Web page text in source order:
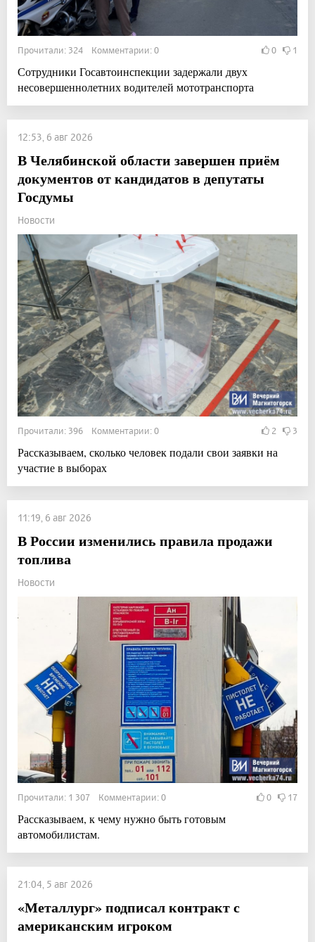
Прочитали: 324 Комментарии: 0 0 1
Сотрудники Госавтоинспекции задержали двух
несовершеннолетних водителей мототранспорта
12:53, 6 авг 2026
В Челябинской области завершен приём
документов от кандидатов в депутаты
Госдумы
Новости
Прочитали: 396 Комментарии: 0 2 3
Рассказываем, сколько человек подали свои заявки на
участие в выборах
11:19, 6 авг 2026
В России изменились правила продажи
топлива
Новости
Прочитали: 1 307 Комментарии: 0 0 17
Рассказываем, к чему нужно быть готовым
автомобилистам.
21:04, 5 авг 2026
«Металлург» подписал контракт с
американским игроком